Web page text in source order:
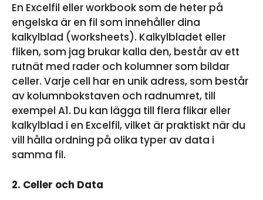
En Excelfil eller workbook som de heter på
engelska är en fil som innehåller dina
kalkylblad (worksheets). Kalkylbladet eller
fliken, som jag brukar kalla den, består av ett
rutnät med rader och kolumner som bildar
celler. Varje cell har en unik adress, som består
av kolumnbokstaven och radnumret, till
exempel A1. Du kan lägga till flera flikar eller
kalkylblad i en Excelfil, vilket är praktiskt när du
vill hålla ordning på olika typer av data i
samma fil.
2. Celler och Data